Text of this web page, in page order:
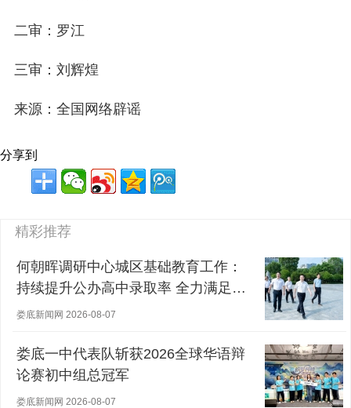
二审：罗江
三审：刘辉煌
来源：全国网络辟谣
分享到
精彩推荐
何朝晖调研中心城区基础教育工作：
持续提升公办高中录取率 全力满足群
众对优质教育的需求
娄底新闻网 2026-08-07
娄底一中代表队斩获2026全球华语辩
论赛初中组总冠军
娄底新闻网 2026-08-07